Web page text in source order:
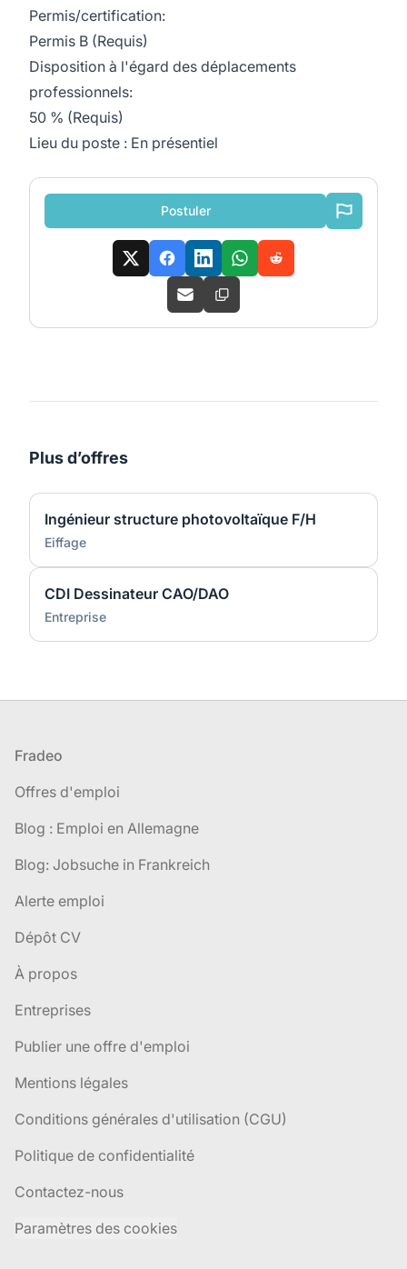
Permis/certification:
Permis B (Requis)
Disposition à l'égard des déplacements
professionnels:
50 % (Requis)
Lieu du poste : En présentiel
Postuler
Plus d’offres
Ingénieur structure photovoltaïque F/H
Eiffage
CDI Dessinateur CAO/DAO
Entreprise
Pied de page
Fradeo
Offres d'emploi
Blog : Emploi en Allemagne
Blog: Jobsuche in Frankreich
Alerte emploi
Dépôt CV
À propos
Entreprises
Publier une offre d'emploi
Mentions légales
Conditions générales d'utilisation (CGU)
Politique de confidentialité
Contactez-nous
Paramètres des cookies